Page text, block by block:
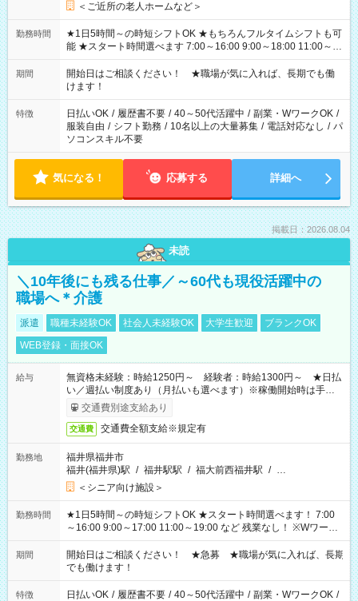
＜ご近所の老人ホームなど＞
勤務時間
★1日5時間～の時短シフトOK ★もちろんフルタイムシフトも可
能 ★スタート時間選べます 7:00～16:00 9:00～18:00 11:00～
20:00 など 残業なし！ ※Wワークの場合、他のお仕事と合わせ
週40時間超の就業はご案内できません ※法令に基づき、週20時
間以上勤務は社会保険への加入対象となります ※労働者派遣法
（日雇い派遣の原則禁止）により、短時間・短期間の就業はご
案内が難しい場合があります
期間
開始日はご相談ください！ ★職場が気に入れば、長期でも働
けます！
特徴 日払いOK / 履歴書不要 / 40～50代活躍中 / 副業・WワークOK /
服装自由 / シフト勤務 / 10名以上の大量募集 / 電話対応なし / パ
ソコンスキル不要
気になる！ 応募する 詳細へ
掲載日：2026.08.04
未読
＼10年後にも残る仕事／～60代も現役活躍中の
職場へ＊介護
派遣 職種未経験OK 社会人未経験OK 大学生歓迎
ブランクOK
WEB登録・面接OK
給与
無資格未経験：時給1250円～ 経験者：時給1300円～ ★日払
い／週払い制度あり（月払いも選べます）※稼働開始時は手続き
完了次第のお支払いとなります。
交通費別途支給あり
交通費 交通費全額支給※規定有
勤務地
福井県福井市
福井(福井県)駅 / 福井駅駅 / 福大前西福井駅 / …
＜シニア向け施設＞
勤務時間
★1日5時間～の時短シフトOK ★スタート時間選べます！ 7:00
～16:00 9:00～17:00 11:00～19:00 など 残業なし！ ※Wワーク
の場合、他のお仕事と合わせ週40時間超の就業はご案内できま
せん ※法令に基づき、週20時間以上勤務は社会保険への加入対
象となります ※労働者派遣法（日雇い派遣の原則禁止）によ
り、短時間・短期間の就業はご案内が難しい場合があります
期間
開始日はご相談ください！ ★急募 ★職場が気に入れば、長期
でも働けます！
特徴 日払いOK / 履歴書不要 / 40～50代活躍中 / 副業・WワークOK /